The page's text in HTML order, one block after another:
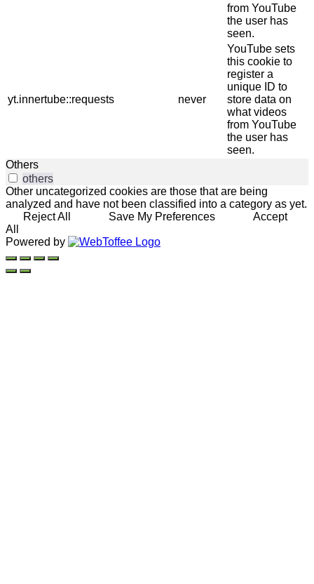
from YouTube
the user has
seen.
yt.innertube::requests never
YouTube sets
this cookie to
register a
unique ID to
store data on
what videos
from YouTube
the user has
seen.
Others
others
Other uncategorized cookies are those that are being
analyzed and have not been classified into a category as yet.
Reject All
Save My Preferences
Accept
All
Powered by